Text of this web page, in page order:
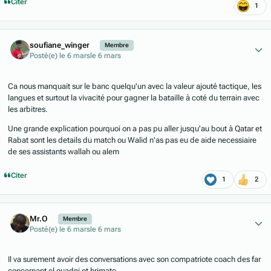
Citer 1
soufiane_winger Membre
Posté(e) le 6 mars le 6 mars
Ca nous manquait sur le banc quelqu'un avec la valeur ajouté tactique, les
langues et surtout la vivacité pour gagner la bataille à coté du terrain avec
les arbitres.
Une grande explication pourquoi on a pas pu aller jusqu'au bout à Qatar et
Rabat sont les details du match ou Walid n'as pas eu de aide necessiaire
de ses assistants wallah ou alem
Citer 1 2
Mr.O Membre
Posté(e) le 6 marsle 6 mars
Il va surement avoir des conversations avec son compatriote coach des far